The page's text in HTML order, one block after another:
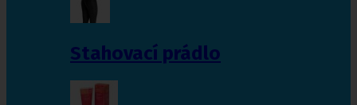
Stahovací prádlo